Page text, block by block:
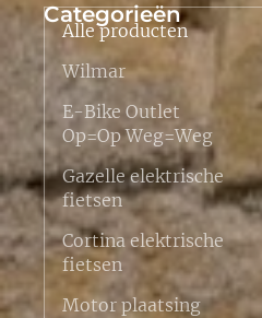
Categorieën
Alle producten
Wilmar
E-Bike Outlet
Op=Op Weg=Weg
Gazelle elektrische
fietsen
Cortina elektrische
fietsen
Motor plaatsing